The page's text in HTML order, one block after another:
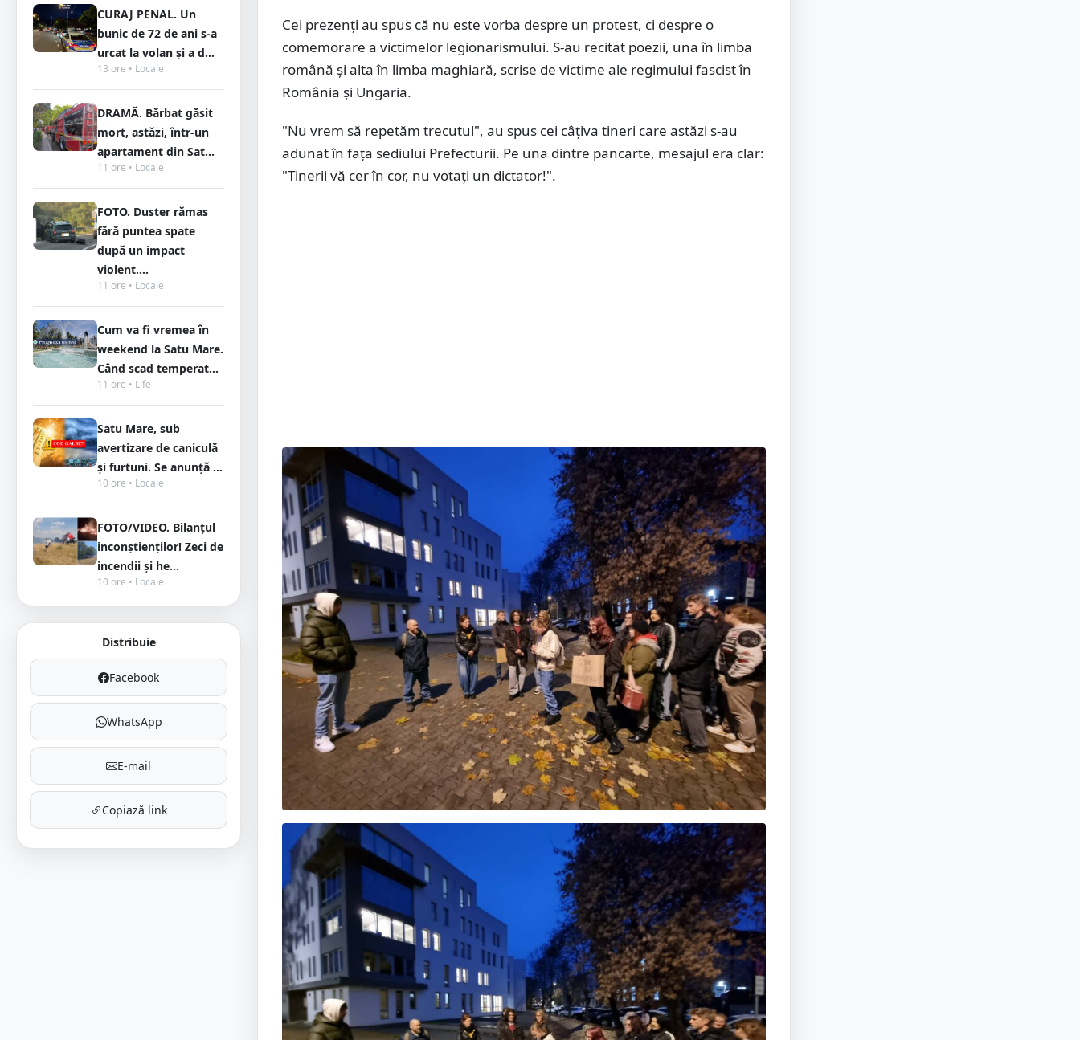
CURAJ PENAL. Un
bunic de 72 de ani s-a
urcat la volan și a d...
13 ore • Locale
DRAMĂ. Bărbat găsit
mort, astăzi, într-un
apartament din Sat...
11 ore • Locale
FOTO. Duster rămas
fără puntea spate
după un impact
violent....
11 ore • Locale
Cum va fi vremea în
weekend la Satu Mare.
Când scad temperat...
11 ore • Life
Satu Mare, sub
avertizare de caniculă
și furtuni. Se anunță ...
10 ore • Locale
FOTO/VIDEO. Bilanțul
inconștienților! Zeci de
incendii și he...
10 ore • Locale
Distribuie
Facebook
WhatsApp
E-mail
Copiază link
Cei prezenți au spus că nu este vorba despre un protest, ci despre o
comemorare a victimelor legionarismului. S-au recitat poezii, una în limba
română și alta în limba maghiară, scrise de victime ale regimului fascist în
România și Ungaria.
"Nu vrem să repetăm trecutul", au spus cei câțiva tineri care astăzi s-au
adunat în fața sediului Prefecturii. Pe una dintre pancarte, mesajul era clar:
"Tinerii vă cer în cor, nu votați un dictator!".